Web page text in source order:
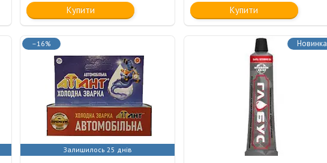
Купити Купити
–16%
Залишилось 25 днів
Новинка